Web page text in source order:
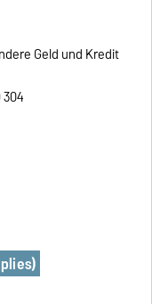
Geld und Kredit